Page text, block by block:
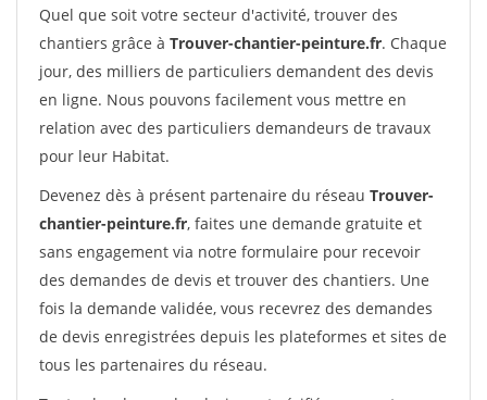
Quel que soit votre secteur d'activité, trouver des
chantiers grâce à Trouver-chantier-peinture.fr. Chaque
jour, des milliers de particuliers demandent des devis
en ligne. Nous pouvons facilement vous mettre en
relation avec des particuliers demandeurs de travaux
pour leur Habitat.
Devenez dès à présent partenaire du réseau Trouver-
chantier-peinture.fr, faites une demande gratuite et
sans engagement via notre formulaire pour recevoir
des demandes de devis et trouver des chantiers. Une
fois la demande validée, vous recevrez des demandes
de devis enregistrées depuis les plateformes et sites de
tous les partenaires du réseau.